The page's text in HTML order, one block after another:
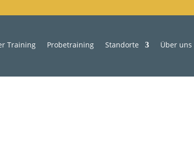
Training Probetraining Standorte Über uns